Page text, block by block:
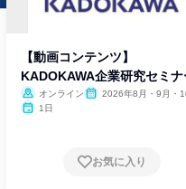
【動画コンテンツ】
KADOKAWA企業研究セミナ
オンライン
2026年8月・9月・
1日
お気に入り